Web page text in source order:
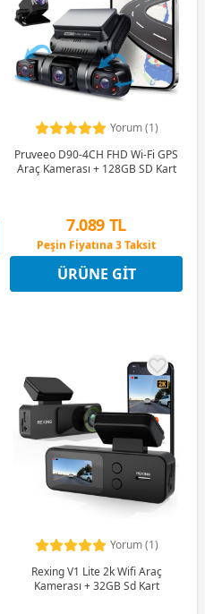
Yorum (1)
Pruveeo D90-4CH FHD Wi-Fi GPS
Araç Kamerası + 128GB SD Kart
7.089 TL
Peşin Fiyatına 3 Taksit
4 Ay x 1.969 TL taksitle
Peşin Fiyatına 3 Taksit
ÜRÜNE GIT
Yorum (1)
Rexing V1 Lite 2k Wifi Araç
Kamerası + 32GB Sd Kart